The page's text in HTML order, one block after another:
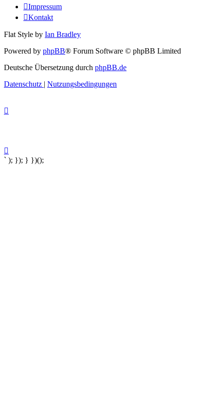
Impressum
Kontakt
Flat Style by Ian Bradley
Powered by phpBB® Forum Software © phpBB Limited
Deutsche Übersetzung durch phpBB.de
Datenschutz | Nutzungsbedingungen
` ); }); } })();